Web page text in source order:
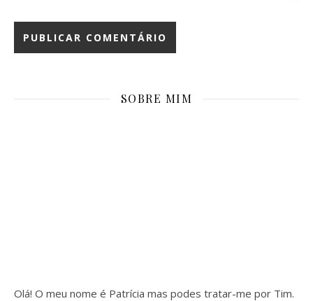
SOBRE MIM
Olá! O meu nome é Patrícia mas podes tratar-me por Tim.